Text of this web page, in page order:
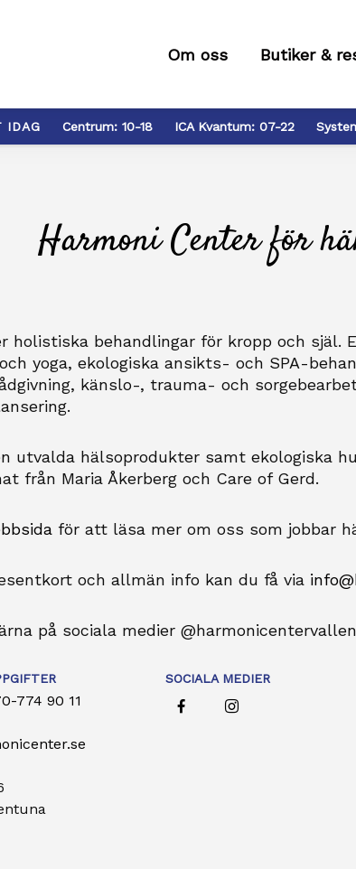
Om oss Butiker &
IDAG Centrum: 10-18 ICA Kvantum: 07-22
Harmoni Center för
holistiska behandlingar för kropp och själ.
yoga, ekologiska ansikts- och SPA-
känslo-, trauma- och
utvalda hälsoprodukter samt ekologiska
från Maria Åkerberg och Care of Gerd.
för att läsa mer om oss som jobbar
och allmän info kan du få via
på sociala medier
774 90 11
SOCIALA MEDIER